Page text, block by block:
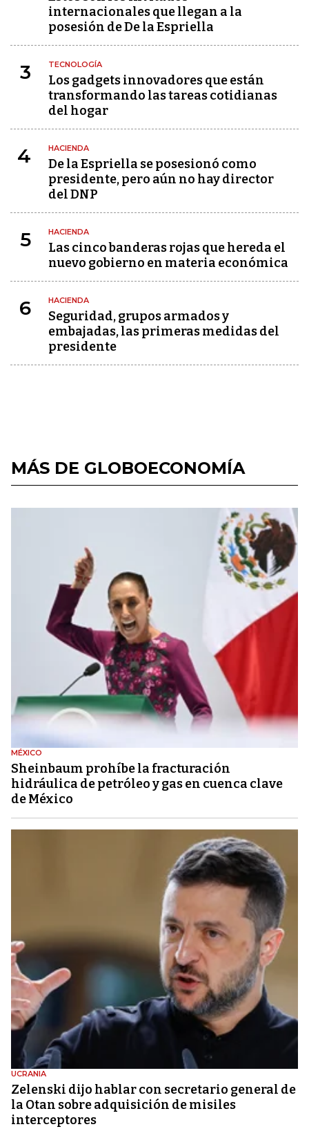
internacionales que llegan a la
posesión de De la Espriella
3 TECNOLOGÍA
Los gadgets innovadores que están
transformando las tareas cotidianas
del hogar
4 HACIENDA
De la Espriella se posesionó como
presidente, pero aún no hay director
del DNP
5 HACIENDA
Las cinco banderas rojas que hereda el
nuevo gobierno en materia económica
6 HACIENDA
Seguridad, grupos armados y
embajadas, las primeras medidas del
presidente
MÁS DE GLOBOECONOMÍA
MÉXICO
Sheinbaum prohíbe la fracturación
hidráulica de petróleo y gas en cuenca clave
de México
UCRANIA
Zelenski dijo hablar con secretario general de
la Otan sobre adquisición de misiles
interceptores